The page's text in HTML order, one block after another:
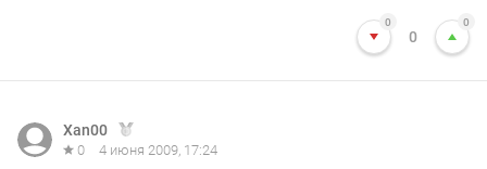
0
0
0
Xan00
0 4 июня 2009, 17:24